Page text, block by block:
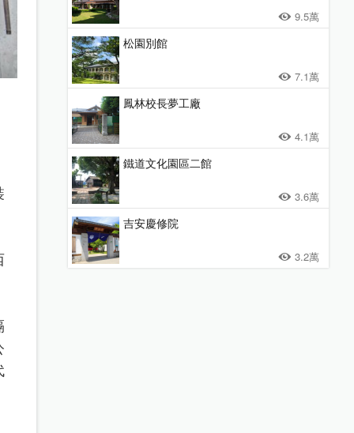
9.5萬
松園別館
7.1萬
鳳林校長夢工廠
4.1萬
鐵道文化園區二館
3.6萬
吉安慶修院
3.2萬